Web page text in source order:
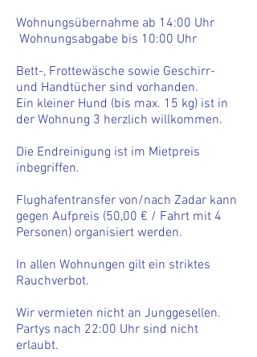
Wohnungsübernahme ab 14:00 Uhr
Wohnungsabgabe bis 10:00 Uhr
Bett-, Frottewäsche sowie Geschirr-
und Handtücher sind vorhanden.
Ein kleiner Hund (bis max. 15 kg) ist in
der Wohnung 3 herzlich willkommen.
Die Endreinigung ist im Mietpreis
inbegriffen.
Flughafentransfer von/nach Zadar kann
gegen Aufpreis (50,00 € / Fahrt mit 4
Personen) organisiert werden.
In allen Wohnungen gilt ein striktes
Rauchverbot.
Wir vermieten nicht an Junggesellen.
Partys nach 22:00 Uhr sind nicht
erlaubt.